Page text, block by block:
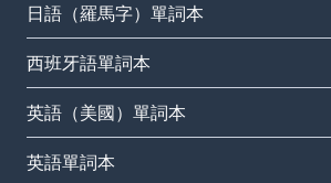
日語（羅馬字）單詞本
西班牙語單詞本
英語（美國）單詞本
英語單詞本